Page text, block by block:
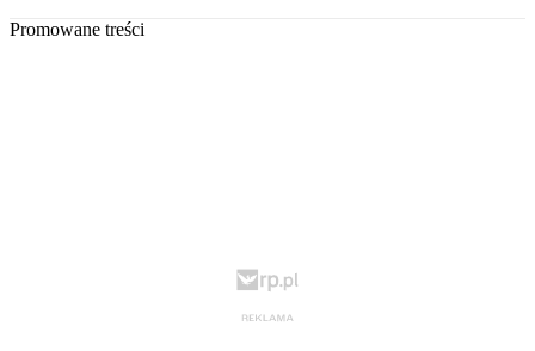
Promowane treści